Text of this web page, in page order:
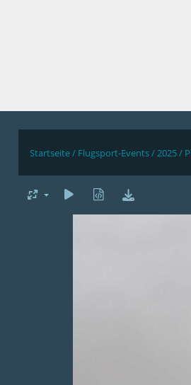
Startseite/ Flugsport-Events/2025/